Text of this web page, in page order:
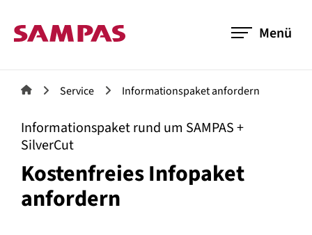
Menü
Service Informationspaket anfordern
Informationspaket rund um SAMPAS +
SilverCut
Kostenfreies Infopaket
anfordern